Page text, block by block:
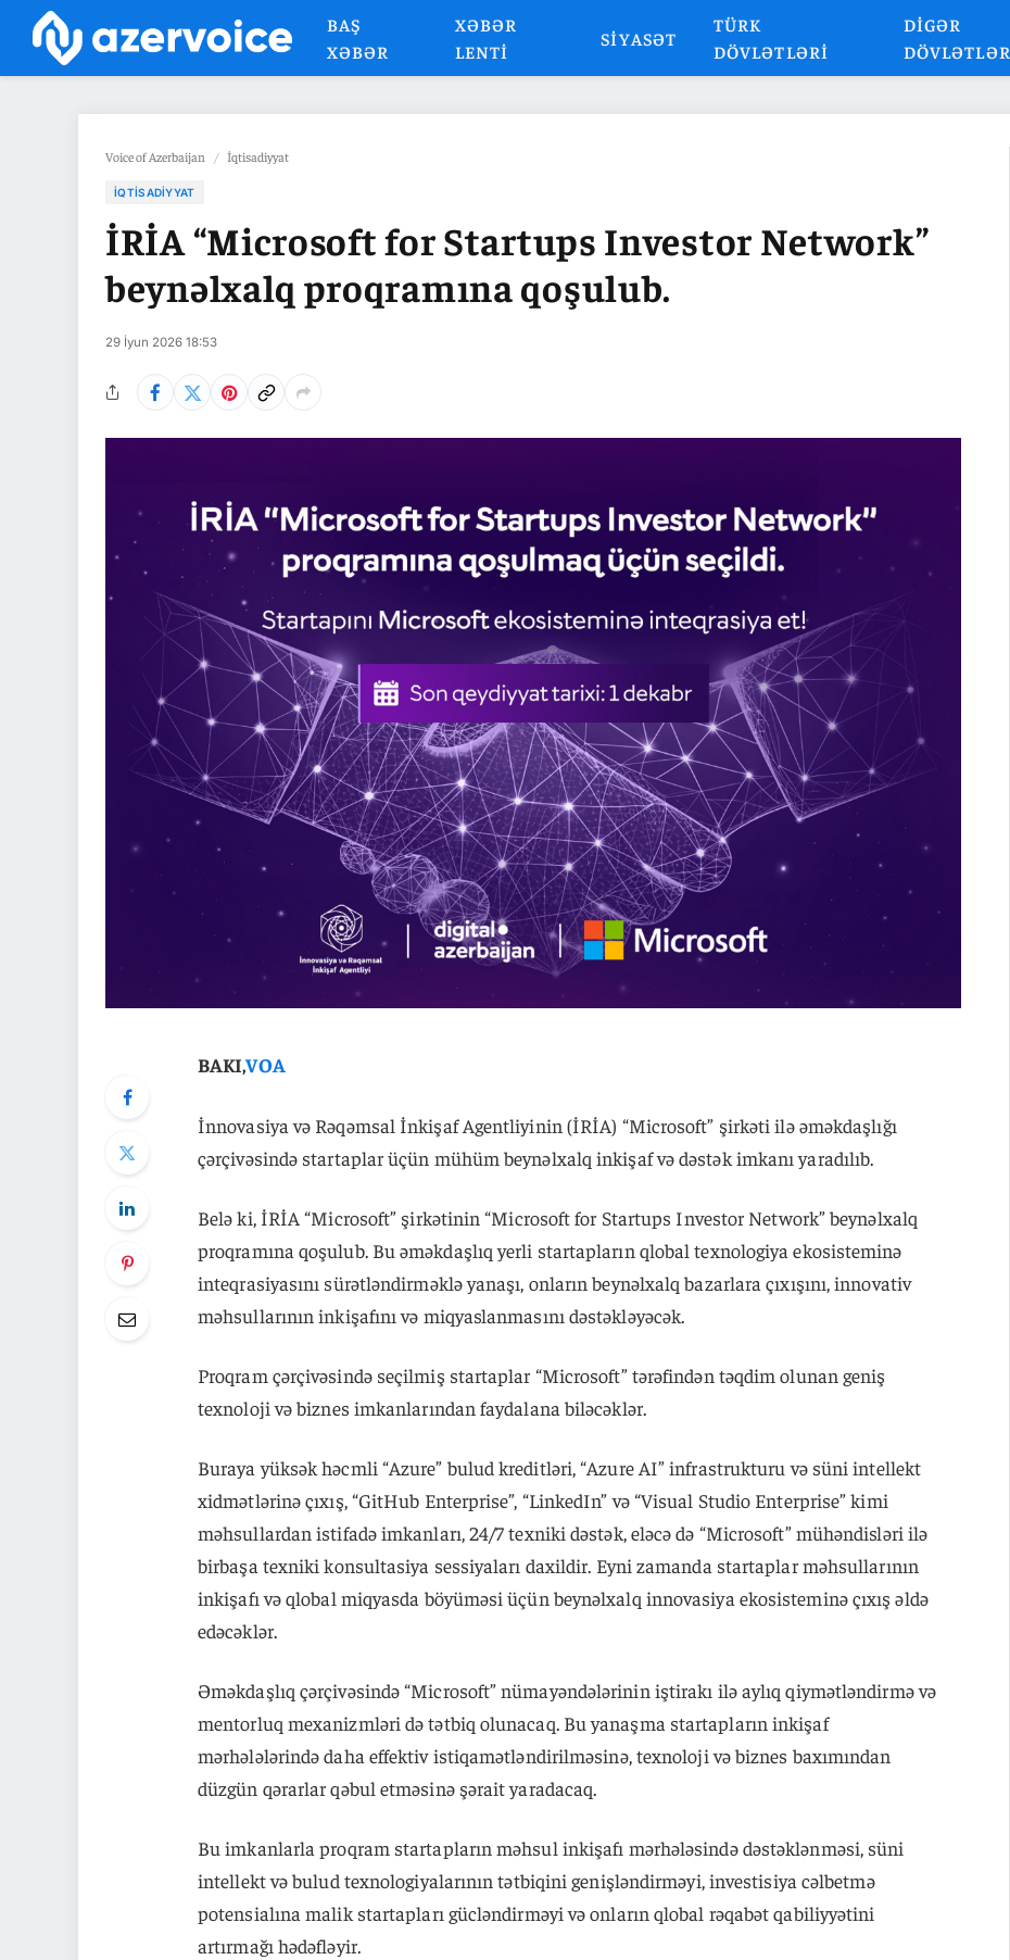
BAŞ
XƏBƏR
XƏBƏR
LENTI
SIYASƏT
TÜRK
DÖVLƏTLƏRI
DIGƏR
DÖVLƏTLƏR
Voice of Azerbaijan / İqtisadiyyat
İQTISADIYYAT
İRİA “Microsoft for Startups Investor Network”
beynəlxalq proqramına qoşulub.
29 İyun 2026 18:53
BAKI,VOA
İnnovasiya və Rəqəmsal İnkişaf Agentliyinin (İRİA) “Microsoft” şirkəti ilə əməkdaşlığı
çərçivəsində startaplar üçün mühüm beynəlxalq inkişaf və dəstək imkanı yaradılıb.
Belə ki, İRİA “Microsoft” şirkətinin “Microsoft for Startups Investor Network” beynəlxalq
proqramına qoşulub. Bu əməkdaşlıq yerli startapların qlobal texnologiya ekosisteminə
inteqrasiyasını sürətləndirməklə yanaşı, onların beynəlxalq bazarlara çıxışını, innovativ
məhsullarının inkişafını və miqyaslanmasını dəstəkləyəcək.
Proqram çərçivəsində seçilmiş startaplar “Microsoft” tərəfindən təqdim olunan geniş
texnoloji və biznes imkanlarından faydalana biləcəklər.
Buraya yüksək həcmli “Azure” bulud kreditləri, “Azure AI” infrastrukturu və süni intellekt
xidmətlərinə çıxış, “GitHub Enterprise”, “LinkedIn” və “Visual Studio Enterprise” kimi
məhsullardan istifadə imkanları, 24/7 texniki dəstək, eləcə də “Microsoft” mühəndisləri ilə
birbaşa texniki konsultasiya sessiyaları daxildir. Eyni zamanda startaplar məhsullarının
inkişafı və qlobal miqyasda böyüməsi üçün beynəlxalq innovasiya ekosisteminə çıxış əldə
edəcəklər.
Əməkdaşlıq çərçivəsində “Microsoft” nümayəndələrinin iştirakı ilə aylıq qiymətləndirmə və
mentorluq mexanizmləri də tətbiq olunacaq. Bu yanaşma startapların inkişaf
mərhələlərində daha effektiv istiqamətləndirilməsinə, texnoloji və biznes baxımından
düzgün qərarlar qəbul etməsinə şərait yaradacaq.
Bu imkanlarla proqram startapların məhsul inkişafı mərhələsində dəstəklənməsi, süni
intellekt və bulud texnologiyalarının tətbiqini genişləndirməyi, investisiya cəlbetmə
potensialına malik startapları gücləndirməyi və onların qlobal rəqabət qabiliyyətini
artırmağı hədəfləyir.